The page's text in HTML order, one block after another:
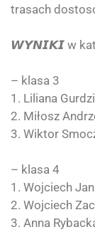
trasach
𝙒𝙔𝙉𝙄𝙆𝙄 w
– klasa 3
1. Liliana
2. Miłosz
3. Wiktor
– klasa 4
1. Wojciech
2. Wojciech
3. Anna